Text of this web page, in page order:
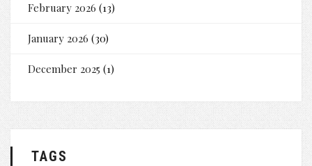
February 2026 (13)
January 2026 (30)
December 2025 (1)
TAGS